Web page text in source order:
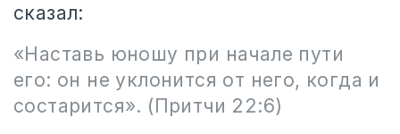
сказал:
«Наставь юношу при начале пути
его: он не уклонится от него, когда и
состарится». (Притчи 22:6)